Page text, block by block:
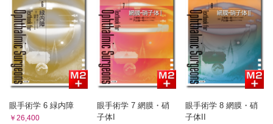
11．黄斑浮腫
12．角膜内皮障害
Ⅺ．資料
1．クリニカルパス
2．インフォームド・コンセント
眼手術学 6 緑内障
￥26,400
眼手術学 7 網膜・硝
子体I
眼手術学 8 網膜・硝
子体II